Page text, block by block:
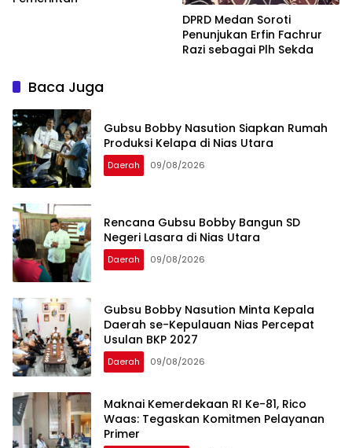
DPRD Medan Soroti
Penunjukan Erfin Fachrur
Razi sebagai Plh Sekda
Baca Juga
Gubsu Bobby Nasution Siapkan Rumah
Produksi Kelapa di Nias Utara
Daerah 09/08/2026
Rencana Gubsu Bobby Bangun SD
Negeri Lasara di Nias Utara
Daerah 09/08/2026
Gubsu Bobby Nasution Minta Kepala
Daerah se-Kepulauan Nias Percepat
Usulan BKP 2027
Daerah 09/08/2026
Maknai Kemerdekaan RI Ke-81, Rico
Waas: Tegaskan Komitmen Pelayanan
Primer